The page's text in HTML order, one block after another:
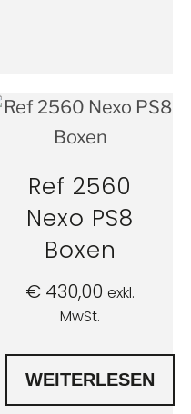
Ref 2560
Nexo PS8
Boxen
€ 430,00 exkl.
MwSt.
WEITERLESEN